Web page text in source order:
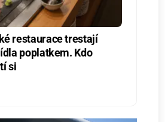
restaurace trestají
poplatkem. Kdo
si